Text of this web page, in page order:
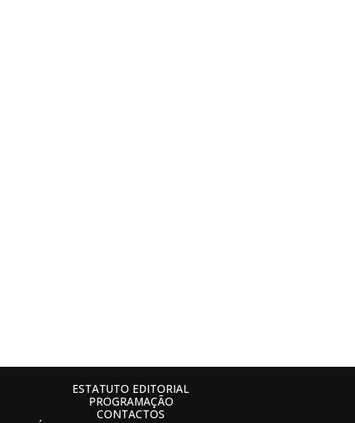
ESTATUTO EDITORIAL
PROGRAMAÇÃO
CONTACTOS